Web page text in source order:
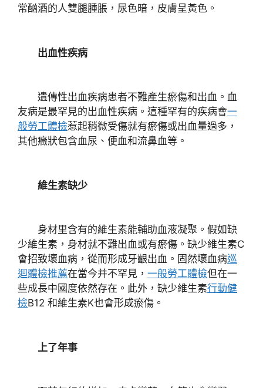
常酗酒的人雙腿腫脹，尿色暗，皮膚呈黃色。
出血性疾病
遺傳性出血疾病患者不難產生瘀傷和出血。血
友病是最罕見的出血性疾病。這種罕有的疾病會一
般勞工體檢惹起稍微受傷就有瘀傷或出血量過多，
其他癥狀包含血尿、便血和流鼻血等。
維生素缺少
身材里含有的維生素能輔助血液凝聚。假如缺
少維生素，身材就不難出血或有瘀傷。缺少維生素C
會招致壞血病，從而形成牙齦出血。固然壞血病巡
迴體檢推薦在當今并不罕見， 一般勞工體檢但在一
些成長中國度依然存在。此外，缺少維生素行動健
檢B12 和維生素K也會形成瘀傷。
上了年事